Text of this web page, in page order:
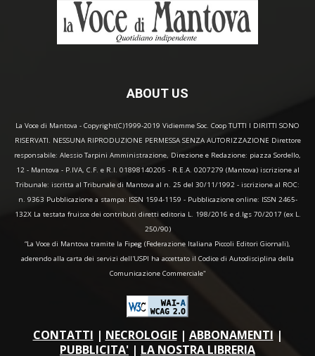
ABOUT US
La Voce di Mantova - Copyright(C)1999-2019 Vidiemme Soc. Coop TUTTI I DIRITTI SONO
RISERVATI. NESSUNA RIPRODUZIONE PERMESSA SENZA AUTORIZZAZIONE Direttore
responsabile: Alessio Tarpini Amministrazione, Direzione e Redazione: piazza Sordello,
12 - Mantova - P.IVA, C.F. e R.I. 01898140205 - R.E.A. 0207279 (Mantova) iscrizione al
Tribunale: iscritta al Tribunale di Mantova al n. 25 del 30/11/1992 - iscrizione al ROC:
n. 9363 Pubblicazione a stampa: ISSN 1594-1159 - Pubblicazione online: ISSN 2465-
132X La testata fruisce dei contributi diretti editoria L. 198/2016 e d.lgs 70/2017 (ex L.
250/90)
“La Voce di Mantova tramite la Fipeg (Federazione Italiana Piccoli Editori Giornali),
aderendo alla carta dei servizi dell'USPI ha accettato il Codice di Autodisciplina della
Comunicazione Commerciale"
CONTATTI | NECROLOGIE| ABBONAMENTI |
PUBBLICITA' | LA NOSTRA LIBRERIA